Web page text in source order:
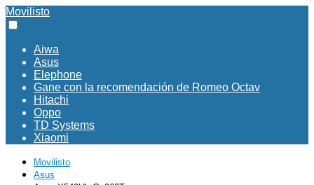
Movilisto
Aiwa
Asus
Elephone
Gane con la recomendación de Romeo Octav
Hitachi
Oppo
TD Systems
Xiaomi
Movilisto
Asus